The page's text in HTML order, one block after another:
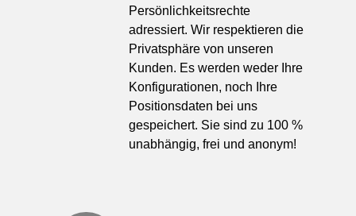
Persönlichkeitsrechte
adressiert. ​Wir respektieren die
Privatsphäre von unseren
Kunden. Es werden weder Ihre
Konfigurationen, noch Ihre
Positionsdaten bei uns
gespeichert. Sie sind zu 100 %
unabhängig, frei und anonym!